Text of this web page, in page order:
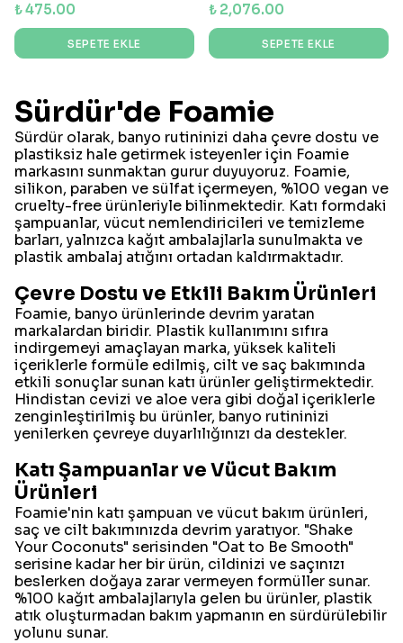
₺ 475.00
SEPETE EKLE
₺ 2,076.00
SEPETE EKLE
Sürdür'de Foamie
Sürdür olarak, banyo rutininizi daha çevre dostu ve
plastiksiz hale getirmek isteyenler için Foamie
markasını sunmaktan gurur duyuyoruz. Foamie,
silikon, paraben ve sülfat içermeyen, %100 vegan ve
cruelty-free ürünleriyle bilinmektedir. Katı formdaki
şampuanlar, vücut nemlendiricileri ve temizleme
barları, yalnızca kağıt ambalajlarla sunulmakta ve
plastik ambalaj atığını ortadan kaldırmaktadır.
Çevre Dostu ve Etkili Bakım Ürünleri
Foamie, banyo ürünlerinde devrim yaratan
markalardan biridir. Plastik kullanımını sıfıra
indirgemeyi amaçlayan marka, yüksek kaliteli
içeriklerle formüle edilmiş, cilt ve saç bakımında
etkili sonuçlar sunan katı ürünler geliştirmektedir.
Hindistan cevizi ve aloe vera gibi doğal içeriklerle
zenginleştirilmiş bu ürünler, banyo rutininizi
yenilerken çevreye duyarlılığınızı da destekler.
Katı Şampuanlar ve Vücut Bakım
Ürünleri
Foamie'nin katı şampuan ve vücut bakım ürünleri,
saç ve cilt bakımınızda devrim yaratıyor. "Shake
Your Coconuts" serisinden "Oat to Be Smooth"
serisine kadar her bir ürün, cildinizi ve saçınızı
beslerken doğaya zarar vermeyen formüller sunar.
%100 kağıt ambalajlarıyla gelen bu ürünler, plastik
atık oluşturmadan bakım yapmanın en sürdürülebilir
yolunu sunar.